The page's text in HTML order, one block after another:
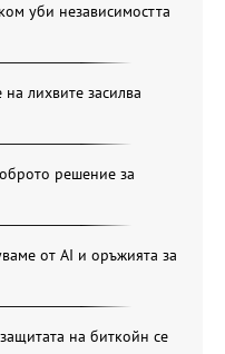
уби независимостта
лихвите засилва
решение за
от AI и оръжията за
на биткойн се